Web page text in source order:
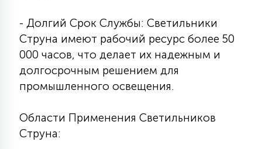
- Долгий Срок Службы: Светильники
Струна имеют рабочий ресурс более 50
000 часов, что делает их надежным и
долгосрочным решением для
промышленного освещения.
Области Применения Светильников
Струна: